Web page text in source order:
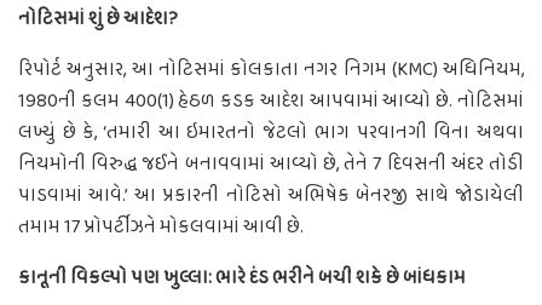
નોટિસમાં શું છે આદેશ?
રિપોર્ટ અનુસાર, આ નોટિસમાં કોલકાતા નગર નિગમ (KMC) અધિનિયમ,
1980ની કલમ 400(1) હેઠળ કડક આદેશ આપવામાં આવ્યો છે. નોટિસમાં
લખ્યું છે કે, ‘તમારી આ ઇમારતનો જેટલો ભાગ પરવાનગી વિના અથવા
નિયમોની વિરુદ્ધ જઈને બનાવવામાં આવ્યો છે, તેને 7 દિવસની અંદર તોડી
પાડવામાં આવે.’ આ પ્રકારની નોટિસો અભિષેક બેનરજી સાથે જોડાયેલી
તમામ 17 પ્રોપર્ટીઝને મોકલવામાં આવી છે.
કાનૂની વિકલ્પો પણ ખુલ્લા: ભારે દંડ ભરીને બચી શકે છે બાંધકામ